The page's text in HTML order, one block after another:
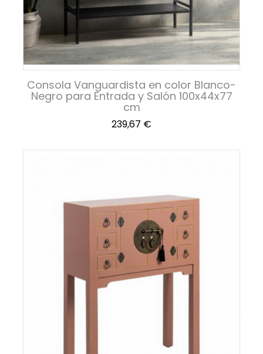
Consola Vanguardista en color Blanco-
Negro para Entrada y Salón 100x44x77
cm
Precio
239,67 €